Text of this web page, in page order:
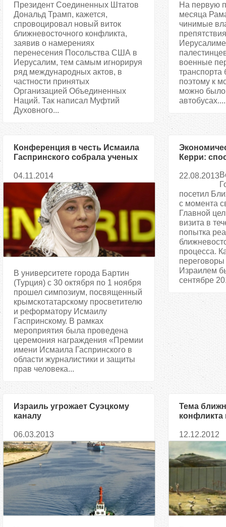
Президент Соединенных Штатов
Дональд Трамп, кажется,
спровоцировал новый виток
ближневосточного конфликта,
заявив о намерениях
перенесения Посольства США в
Иерусалим, тем самым игнорируя
ряд международных актов, в
частности принятых
Организацией Объединенных
Наций. Так написал Муфтий
Духовного...
На первую
месяца
чинимые
военные
транспорта
поэтому к
можно было
автобусах....
Конференция в честь Исмаила
Гаспринского собрала ученых
04.11.2014
В университете города Бартин
(Турция) с 30 октября по 1 ноября
прошел симпозиум, посвященный
крымскотатарскому просветителю
и реформатору Исмаилу
Гаспринскому. В рамках
мероприятия была проведена
церемония награждения «Премии
имени Исмаила Гаспринского в
области журналистики и защиты
прав человека...
Керри:
решение
22.08.2013
посетил
с момента
Главной
визита в
попытка
процесса.
Израилем
сентябре
Израиль угрожает Суэцкому
каналу
06.03.2013
Тема
конфликта
12.12.2012